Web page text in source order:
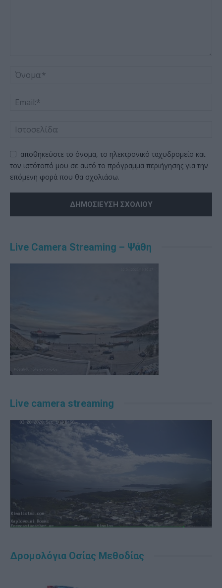
αποθηκεύστε το όνομα, το ηλεκτρονικό ταχυδρομείο και
τον ιστότοπό μου σε αυτό το πρόγραμμα περιήγησης για την
επόμενη φορά που θα σχολιάσω.
Live Camera Streaming – Ψάθη
Live camera streaming
Δρομολόγια Οσίας Μεθοδίας